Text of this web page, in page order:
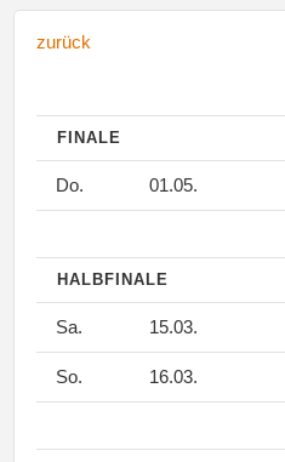
zurück
FINALE
Do. 01.05.
HALBFINALE
Sa. 15.03.
So. 16.03.